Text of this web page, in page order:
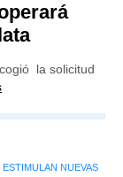
la solicitud
NUEVAS